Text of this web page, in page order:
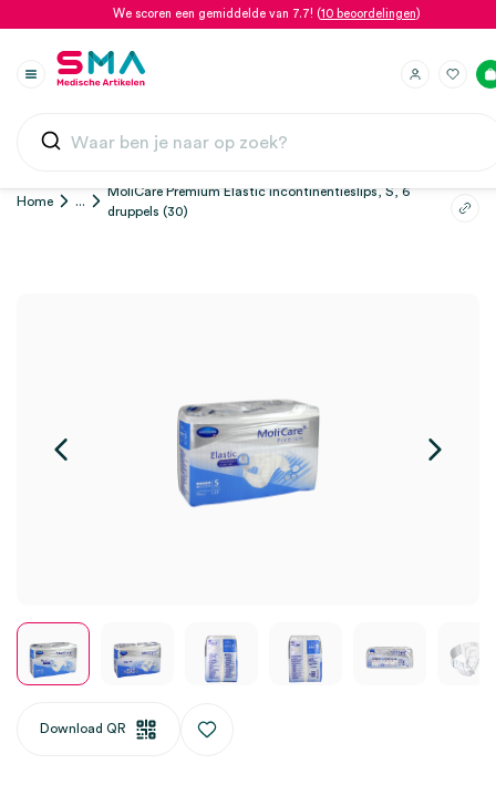
We scoren een gemiddelde van 7.7! (10 beoordelingen)
Home ...
MoliCare Premium Elastic incontinentieslips, S, 6
druppels (30)
Download QR